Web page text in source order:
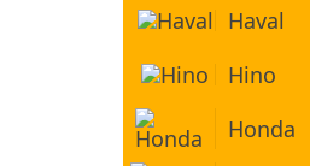
Haval
Hino
Honda